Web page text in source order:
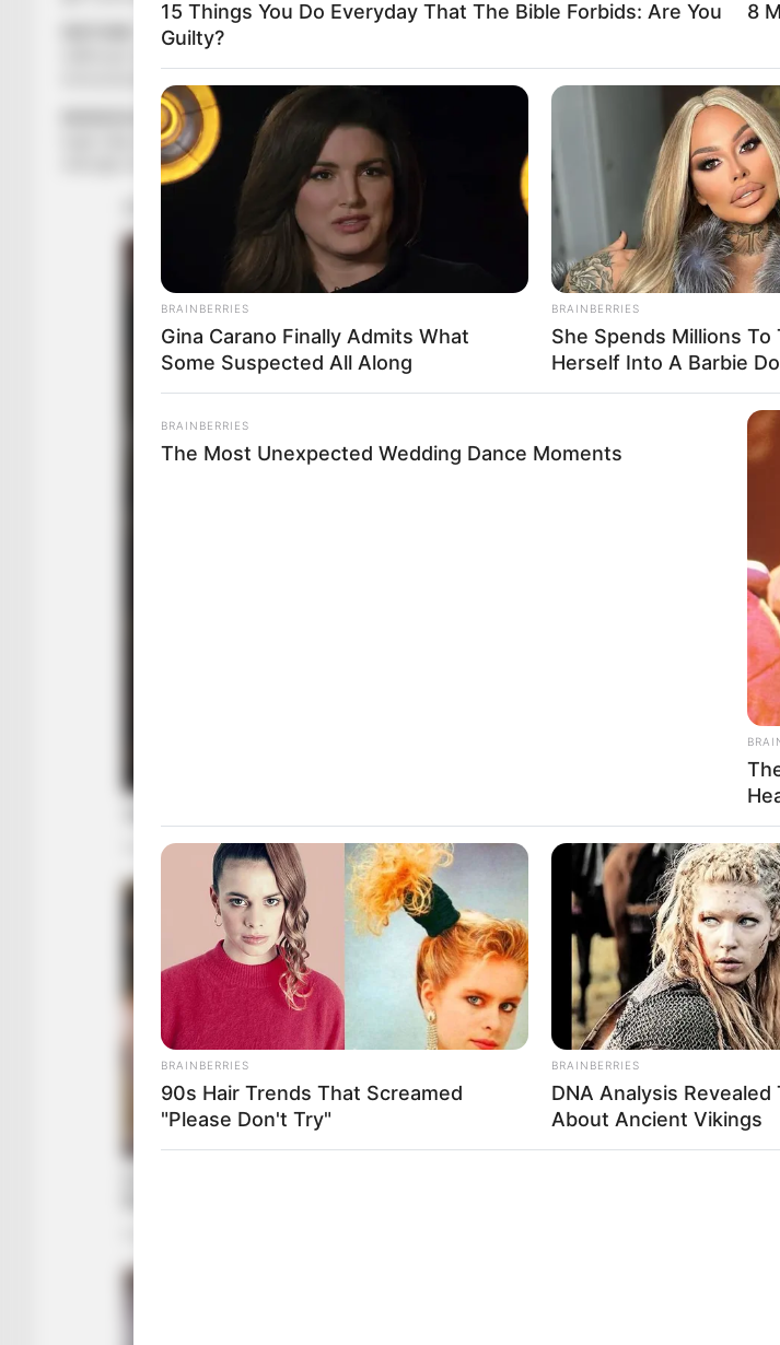
– “Kalimi te Barcelona ishte diçka shumë e rëndësishme për karrierën time. Mësova
MUNGESA E MESIT
– “E dimë që Mesi është lojtari i mirë në botë dhe unë mendoj se është diçka
luajë ndaj nesh, sepse është diçka shumë e bukur të luash ndaj më të mirit. Por, jam i sigurt se disa
mbrojtje do të jenë të lehtësuar dhe do ta përpiqemi ta përdorim këtë në avantazhin tonë”, përfundoi
15 Things You Do Everyday That The Bible Forbids: Are You
Guilty?
8
BRAINBERRIES
Gina Carano Finally Admits What
Some Suspected All Along
BRAINBERRIES
She Spends Millions To
Herself Into A Barbie
BRAINBERRIES
The Most Unexpected Wedding Dance Moments
BRAINBERRIES
90s Hair Trends That Screamed
"Please Don't Try"
BRAINBERRIES
DNA Analysis
About Ancient Vikings